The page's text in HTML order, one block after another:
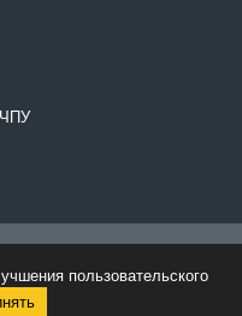
пользовательского